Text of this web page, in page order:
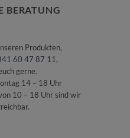
BERATUNG
Produkten,
60 47 87 11,
gerne.
14 – 18 Uhr
10 – 18 Uhr sind wir